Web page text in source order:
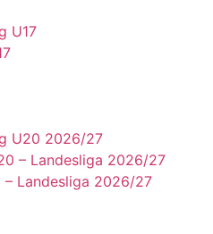
U17
U20 2026/27
– Landesliga 2026/27
– Landesliga 2026/27